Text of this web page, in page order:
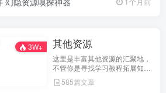
3W+ 其他资源
这里是丰富其他资源的汇聚地，
不管你是寻找学习教程拓展知
识，还是搜集各类素材激发创作
灵感，亦或是查询专业数据辅助
585篇文章